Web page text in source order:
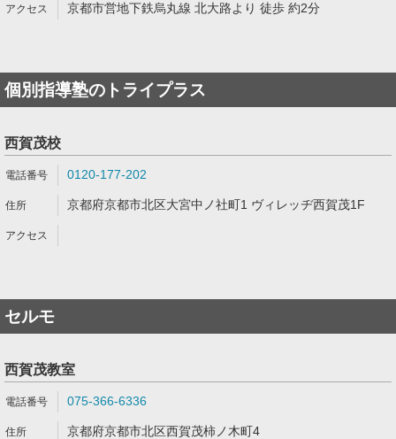
京都市営地下鉄烏丸線 北大路より 徒歩 約2分
個別指導塾のトライプラス
西賀茂校
0120-177-202
京都府京都市北区大宮中ノ社町1 ヴィレッヂ西賀茂1F
セルモ
西賀茂教室
075-366-6336
京都府京都市北区西賀茂柿ノ木町4